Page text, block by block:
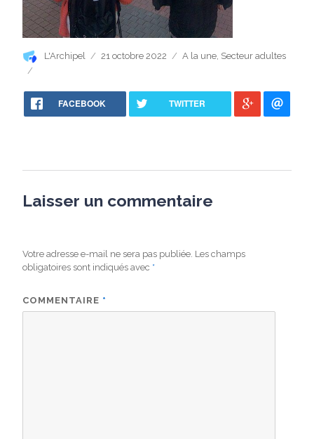
Auteur
L'Archipel
Publié
21 octobre 2022 Catégories
A la une, Secteur adultes
FACEBOOK TWITTER
Laisser un commentaire
Votre adresse e-mail ne sera pas publiée. Les champs
obligatoires sont indiqués avec *
COMMENTAIRE *